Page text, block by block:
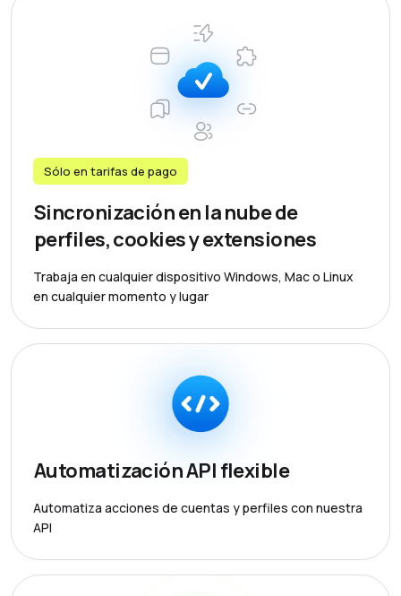
Sólo en tarifas de pago
Sincronización en la nube de
perfiles, cookies y extensiones
Trabaja en cualquier dispositivo Windows, Mac o Linux
en cualquier momento y lugar
Automatización API flexible
Automatiza acciones de cuentas y perfiles con nuestra
API